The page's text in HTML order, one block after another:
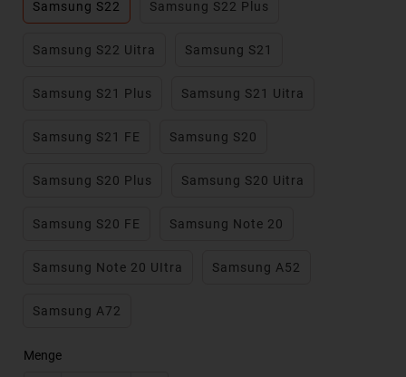
Samsung S22 Samsung S22 Plus
Samsung S22 Uitra Samsung S21
Samsung S21 Plus Samsung S21 Uitra
Samsung S21 FE Samsung S20
Samsung S20 Plus Samsung S20 Uitra
Samsung S20 FE Samsung Note 20
Samsung Note 20 UItra Samsung A52
Samsung A72
Menge